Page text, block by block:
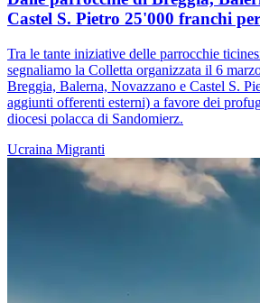
Castel S. Pietro 25'000 franchi
Tra le tante iniziative delle parrocchie
segnaliamo la Colletta organizzata il 6
Breggia, Balerna, Novazzano e Castel S.
aggiunti offerenti esterni) a favore dei
diocesi polacca di Sandomierz.
Ucraina Migranti